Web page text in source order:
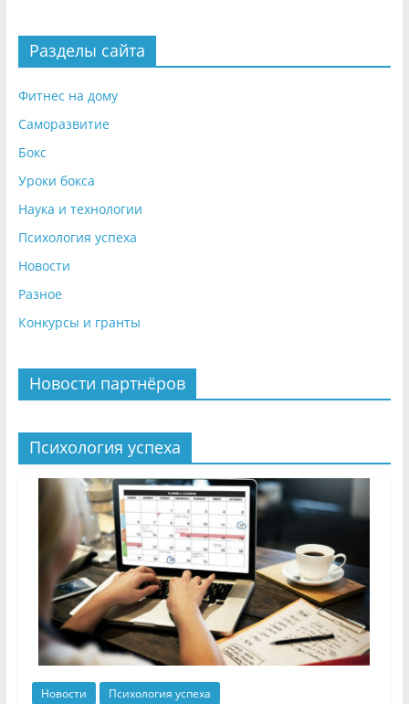
Разделы сайта
Фитнес на дому
Саморазвитие
Бокс
Уроки бокса
Наука и технологии
Психология успеха
Новости
Разное
Конкурсы и гранты
Новости партнёров
Психология успеха
Новости Психология успеха